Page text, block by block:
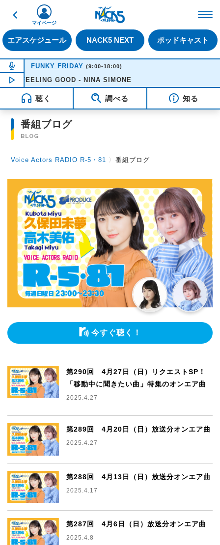
戻る
エアスケジュール NACK5 NEXT ポッドキャスト
マイページ
NOW ON AIR
FUNKY FRIDAY (9:00-18:00)
NOW PLAYING16:39
FEELING GOOD - NINA SIMONE
聴く 調べる 知る
番組ブログ
BLOG
Voice Actors RADIO R-5・81 〉番組ブログ
今すぐ聴く！
第290回 4月27日（日）リクエストSP！
「移動中に聞きたい曲」特集のオンエア曲
2025.4.27
第289回 4月20日（日）放送分オンエア曲
2025.4.27
第288回 4月13日（日）放送分オンエア曲
2025.4.17
第287回 4月6日（日）放送分オンエア曲
2025.4.8